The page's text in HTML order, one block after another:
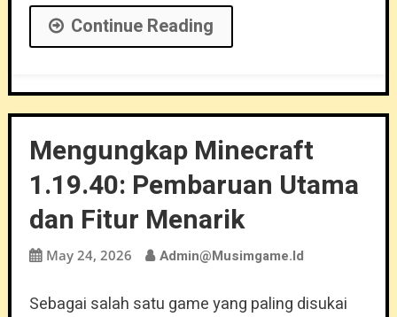
Continue Reading
Mengungkap Minecraft
1.19.40: Pembaruan Utama
dan Fitur Menarik
May 24, 2026 Admin@musimgame.id
Sebagai salah satu game yang paling disukai